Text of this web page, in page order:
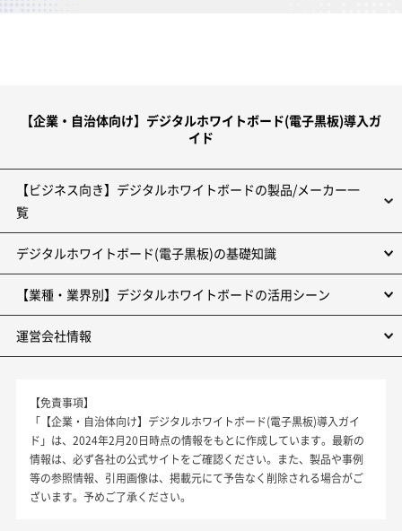
【企業・自治体向け】デジタルホワイトボード(電子黒板)導入ガ
イド
【ビジネス向き】デジタルホワイトボードの製品/メーカー一
覧
デジタルホワイトボード(電子黒板)の基礎知識
【業種・業界別】デジタルホワイトボードの活用シーン
運営会社情報
【免責事項】
「【企業・自治体向け】デジタルホワイトボード(電子黒板)導入ガイ
ド」は、2024年2月20日時点の情報をもとに作成しています。最新の
情報は、必ず各社の公式サイトをご確認ください。また、製品や事例
等の参照情報、引用画像は、掲載元にて予告なく削除される場合がご
ざいます。予めご了承ください。